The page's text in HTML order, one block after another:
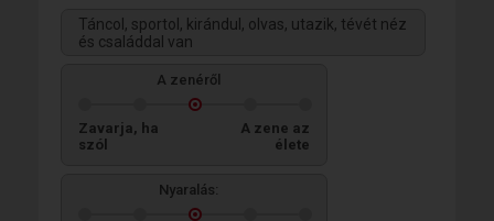
Táncol, sportol, kirándul, olvas, utazik, tévét néz
és családdal van
A zenéről
Zavarja, ha
szól
A zene az
élete
Nyaralás: